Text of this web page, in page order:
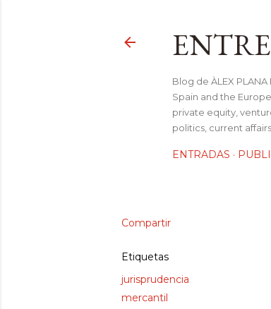
Blog de ÀLEX
Spain and the
private equity,
politics, current
ENTRADAS
Compartir
Etiquetas
jurisprudencia
mercantil